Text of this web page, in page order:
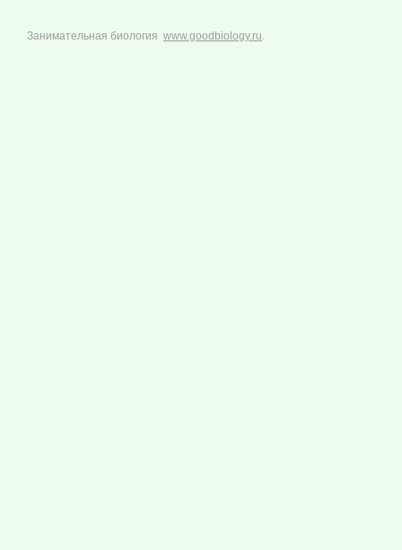
Занимательная биология www.goodbiology.ru.